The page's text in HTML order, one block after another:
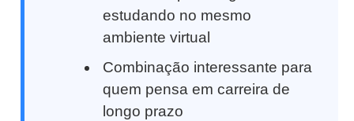
estudando no mesmo
ambiente virtual
Combinação interessante para
quem pensa em carreira de
longo prazo